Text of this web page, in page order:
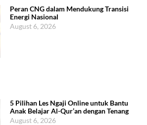
Peran CNG dalam Mendukung Transisi
Energi Nasional
August 6, 2026
5 Pilihan Les Ngaji Online untuk Bantu
Anak Belajar Al-Qur’an dengan Tenang
August 6, 2026